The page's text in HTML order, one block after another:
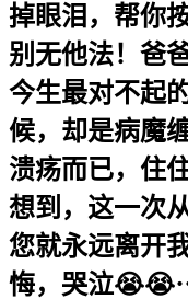
掉眼泪，帮你
别无他法！爸
今生最对不起
候，却是病魔
溃疡而已，住
想到，这一次
您就永远离开
悔，哭泣